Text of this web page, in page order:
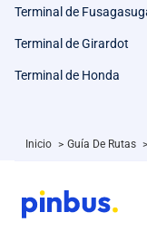
Terminal de
Terminal de Girardot
Terminal de Honda
Inicio > Guía De Rutas >